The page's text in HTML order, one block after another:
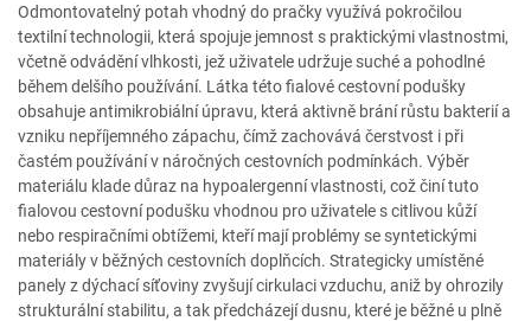
Odmontovatelný potah vhodný do pračky využívá pokročilou
textilní technologii, která spojuje jemnost s praktickými vlastnostmi,
včetně odvádění vlhkosti, jež uživatele udržuje suché a pohodlné
během delšího používání. Látka této fialové cestovní podušky
obsahuje antimikrobiální úpravu, která aktivně brání růstu bakterií a
vzniku nepříjemného zápachu, čímž zachovává čerstvost i při
častém používání v náročných cestovních podmínkách. Výběr
materiálu klade důraz na hypoalergenní vlastnosti, což činí tuto
fialovou cestovní podušku vhodnou pro uživatele s citlivou kůží
nebo respiračními obtížemi, kteří mají problémy se syntetickými
materiály v běžných cestovních doplňcích. Strategicky umístěné
panely z dýchací síťoviny zvyšují cirkulaci vzduchu, aniž by ohrozily
strukturální stabilitu, a tak předcházejí dusnu, které je běžné u plně